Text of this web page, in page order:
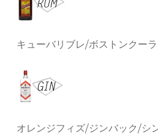
キューバリブレ/ボストンクー
オレンジフィズ/ジンバック/シ